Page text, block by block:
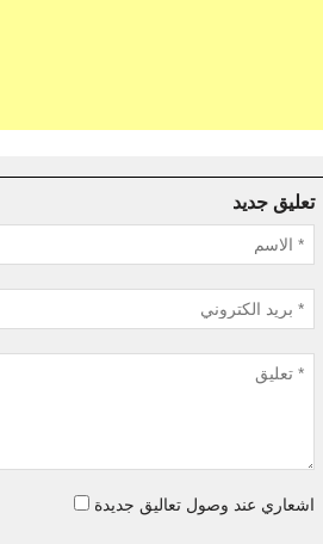
تعليق جديد
اشعاري عند وصول تعاليق جديدة